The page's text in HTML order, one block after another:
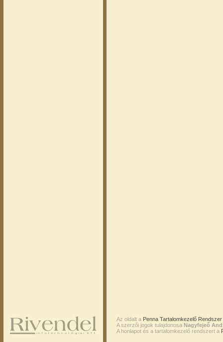
Az oldalt a Penna Tartalomkezelő
A szerzői jogok tulajdonosa Nagyfejeő
A honlapot és a tartalomkezelő rendszert a